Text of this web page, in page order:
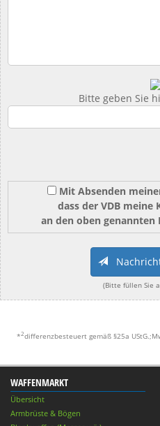
Bitte geben Sie
Mit Absenden
dass der VDB
an den oben
Nachricht
(Bitte füllen Sie
*2differenzbesteuert gemäß §25a
WAFFENMARKT
Übersicht
Armbrüste & Bögen